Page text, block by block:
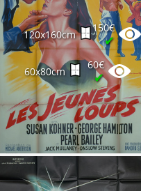
120x160cm
150€
✔
60x80cm
60€
✔